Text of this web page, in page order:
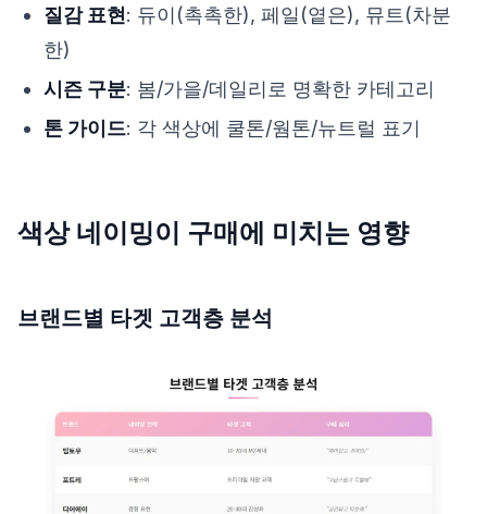
질감 표현 : 듀이(촉촉한), 페일(옅은), 뮤트(차분
한)
시즌 구분: 봄/가을/데일리로 명확한 카테고리
톤 가이드: 각 색상에 쿨톤/웜톤/뉴트럴 표기
색상 네이밍이 구매에 미치는 영향
브랜드별 타겟 고객층 분석